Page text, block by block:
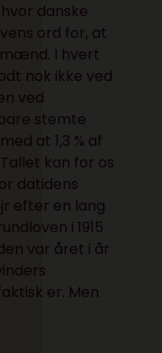
danske
ord for, at
I hvert
nok ikke ved
ved
stemte
at 1,3 % af
kan for os
datidens
efter en lang
i 1915
var året i år
er. Men